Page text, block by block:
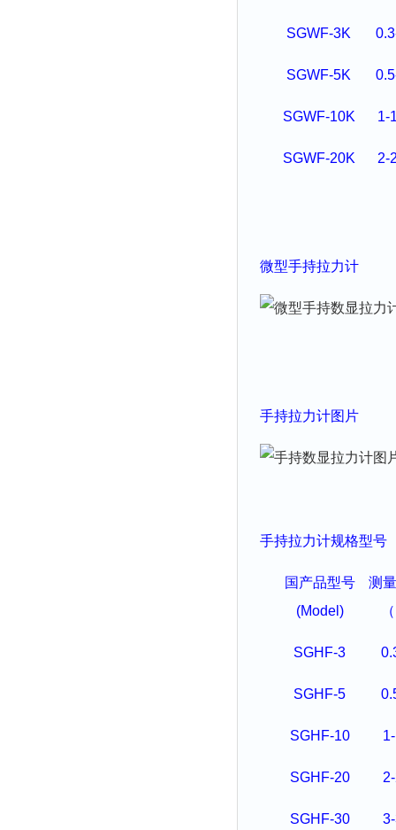
SGWF-3K
SGWF-5K
SGWF-10K 1-
SGWF-20K 2-
微型手持拉力计
手持拉力计图片
手持拉力计规格型号
国产品型号
(Model)
测
SGHF-3
SGHF-5
SGHF-10
SGHF-20
SGHF-30